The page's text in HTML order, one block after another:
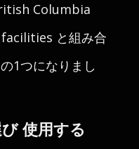
Columbia
と組み合
1つになりまし
使用する